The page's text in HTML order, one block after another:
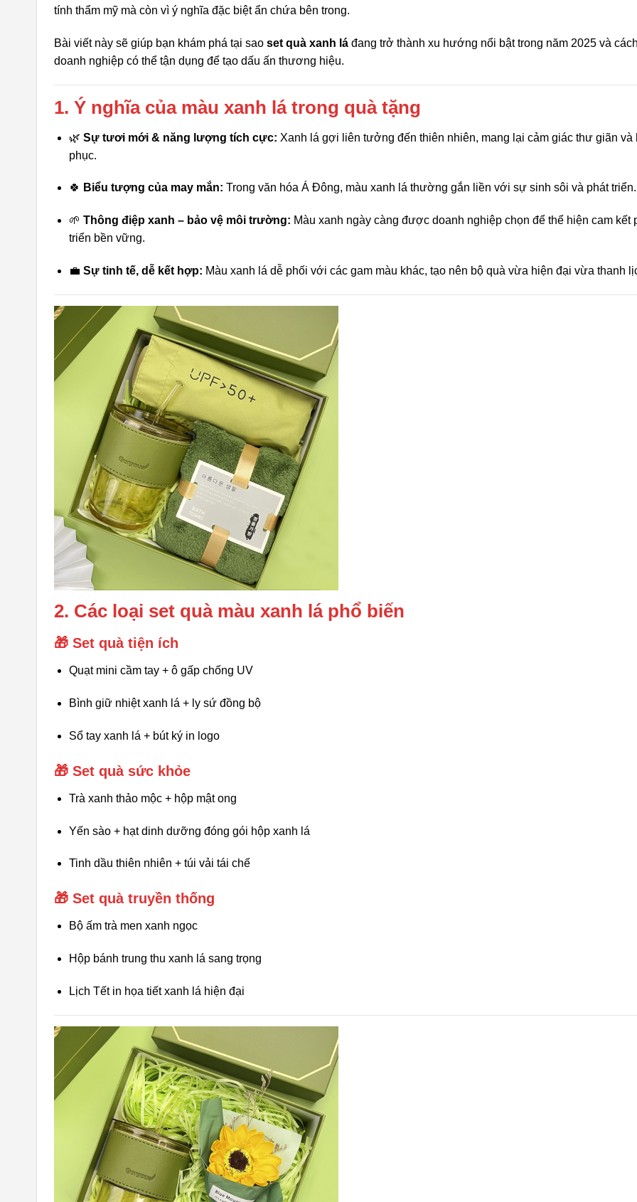
tính thẩm mỹ mà còn vì ý nghĩa đặc biệt ẩn chứa bên trong.
Bài viết này sẽ giúp bạn khám phá tại sao set quà xanh lá đang trở thành xu hướng nổi bật trong năm 2025 và cách
doanh nghiệp có thể tận dụng để tạo dấu ấn thương hiệu.
1. Ý nghĩa của màu xanh lá trong quà tặng
🌿 Sự tươi mới & năng lượng tích cực: Xanh lá gợi liên tưởng đến thiên nhiên, mang lại cảm giác thư giãn và
phục.
🍀 Biểu tượng của may mắn: Trong văn hóa Á Đông, màu xanh lá thường gắn liền với sự sinh sôi và phát triển.
🌱 Thông điệp xanh – bảo vệ môi trường: Màu xanh ngày càng được doanh nghiệp chọn để thể hiện cam kết
triển bền vững.
💼 Sự tinh tế, dễ kết hợp: Màu xanh lá dễ phối với các gam màu khác, tạo nên bộ quà vừa hiện đại vừa thanh
2. Các loại set quà màu xanh lá phổ biến
🎁 Set quà tiện ích
Quạt mini cầm tay + ô gấp chống UV
Bình giữ nhiệt xanh lá + ly sứ đồng bộ
Sổ tay xanh lá + bút ký in logo
🎁 Set quà sức khỏe
Trà xanh thảo mộc + hộp mật ong
Yến sào + hạt dinh dưỡng đóng gói hộp xanh lá
Tinh dầu thiên nhiên + túi vải tái chế
🎁 Set quà truyền thống
Bộ ấm trà men xanh ngọc
Hộp bánh trung thu xanh lá sang trọng
Lịch Tết in họa tiết xanh lá hiện đại